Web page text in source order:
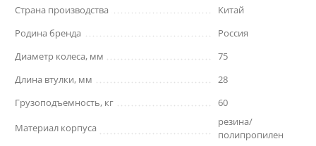
Страна производства
Китай
Родина бренда
Россия
Диаметр колеса, мм
75
Длина втулки, мм
28
Грузоподъемность, кг
60
Материал корпуса
резина/
полипропилен